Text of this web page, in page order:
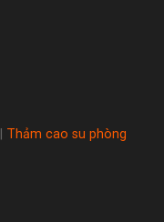
Thảm cao su phòng